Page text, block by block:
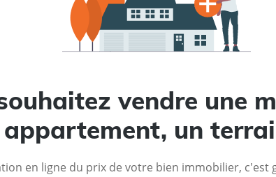
vendre une
appartement, un
en ligne du prix de votre bien immobilier, c'est